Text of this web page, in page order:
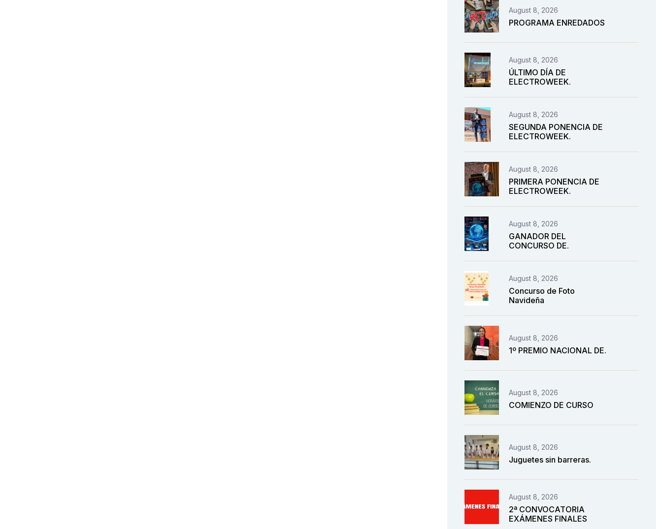
August 8, 2026
PROGRAMA ENREDADOS
August 8, 2026
ÚLTIMO DÍA DE
ELECTROWEEK.
August 8, 2026
SEGUNDA PONENCIA DE
ELECTROWEEK.
August 8, 2026
PRIMERA PONENCIA DE
ELECTROWEEK.
August 8, 2026
GANADOR DEL
CONCURSO DE.
August 8, 2026
Concurso de Foto
Navideña
August 8, 2026
1º PREMIO NACIONAL DE.
August 8, 2026
COMIENZO DE CURSO
August 8, 2026
Juguetes sin barreras.
August 8, 2026
2ª CONVOCATORIA
EXÁMENES FINALES